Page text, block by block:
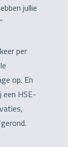
jullie
per
op. En
een HSE-